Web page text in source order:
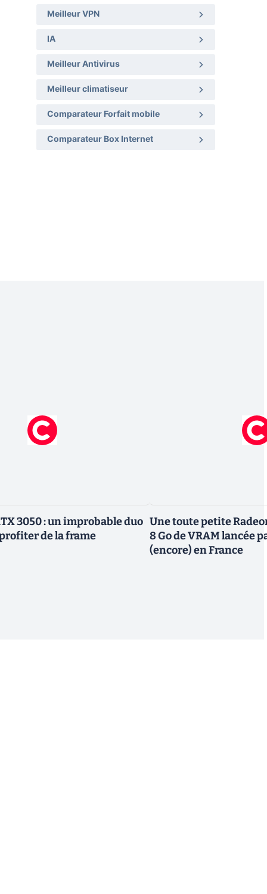
Meilleur VPN
IA
Meilleur Antivirus
Meilleur climatiseur
Comparateur Forfait mobile
Comparateur Box Internet
3050 : un improbable duo
de la frame
Une toute petite
8 Go de VRAM lancée
(encore) en France